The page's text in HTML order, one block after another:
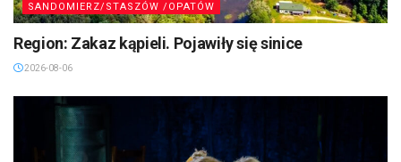
SANDOMIERZ/STASZÓW /OPATÓW
Region: Zakaz kąpieli. Pojawiły się sinice
2026-08-06